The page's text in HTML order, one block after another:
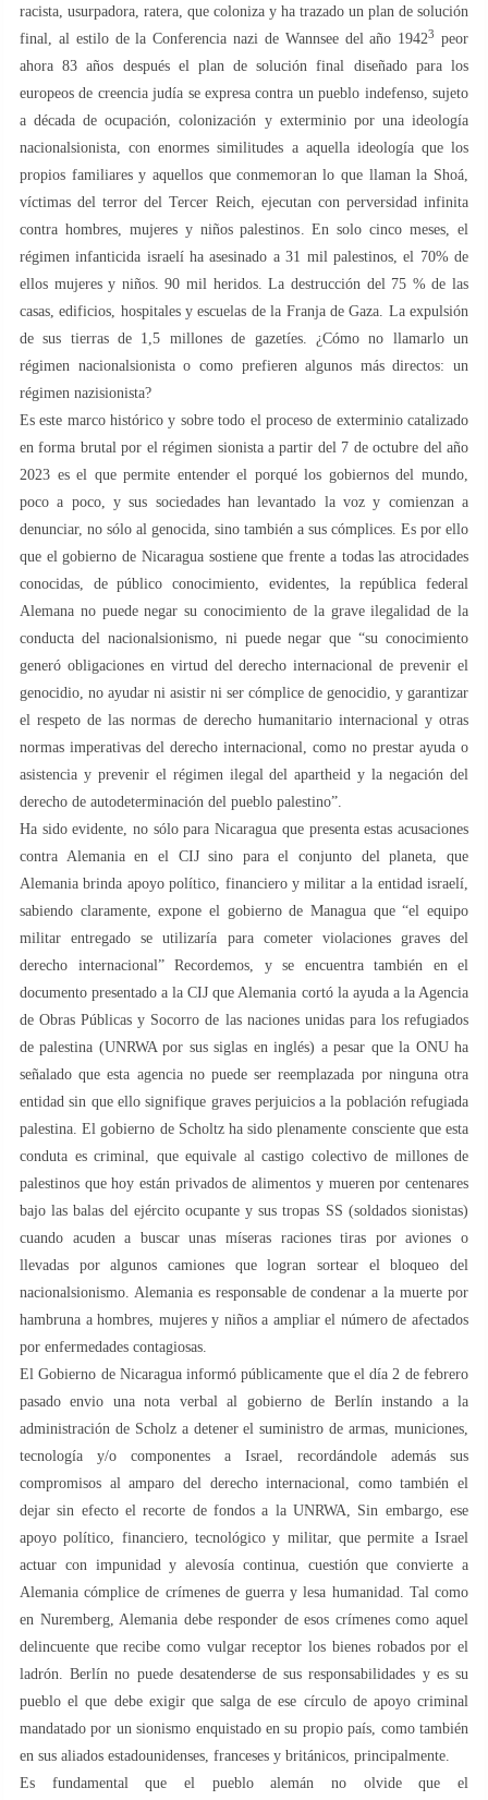
racista, usurpadora, ratera, que coloniza y ha trazado un plan de solución
final, al estilo de la Conferencia nazi de Wannsee del año 19423
peor
ahora 83 años después el plan de solución final diseñado para los
europeos de creencia judía se expresa contra un pueblo indefenso, sujeto
a década de ocupación, colonización y exterminio por una ideología
nacionalsionista, con enormes similitudes a aquella ideología que los
propios familiares y aquellos que conmemoran lo que llaman la Shoá,
víctimas del terror del Tercer Reich, ejecutan con perversidad infinita
contra hombres, mujeres y niños palestinos. En solo cinco meses, el
régimen infanticida israelí ha asesinado a 31 mil palestinos, el 70% de
ellos mujeres y niños. 90 mil heridos. La destrucción del 75 % de las
casas, edificios, hospitales y escuelas de la Franja de Gaza. La expulsión
de sus tierras de 1,5 millones de gazetíes. ¿Cómo no llamarlo un
régimen nacionalsionista o como prefieren algunos más directos: un
régimen nazisionista?
Es este marco histórico y sobre todo el proceso de exterminio catalizado
en forma brutal por el régimen sionista a partir del 7 de octubre del año
2023 es el que permite entender el porqué los gobiernos del mundo,
poco a poco, y sus sociedades han levantado la voz y comienzan a
denunciar, no sólo al genocida, sino también a sus cómplices. Es por ello
que el gobierno de Nicaragua sostiene que frente a todas las atrocidades
conocidas, de público conocimiento, evidentes, la república federal
Alemana no puede negar su conocimiento de la grave ilegalidad de la
conducta del nacionalsionismo, ni puede negar que “su conocimiento
generó obligaciones en virtud del derecho internacional de prevenir el
genocidio, no ayudar ni asistir ni ser cómplice de genocidio, y garantizar
el respeto de las normas de derecho humanitario internacional y otras
normas imperativas del derecho internacional, como no prestar ayuda o
asistencia y prevenir el régimen ilegal del apartheid y la negación del
derecho de autodeterminación del pueblo palestino”.
Ha sido evidente, no sólo para Nicaragua que presenta estas acusaciones
contra Alemania en el CIJ sino para el conjunto del planeta, que
Alemania brinda apoyo político, financiero y militar a la entidad israelí,
sabiendo claramente, expone el gobierno de Managua que “el equipo
militar entregado se utilizaría para cometer violaciones graves del
derecho internacional” Recordemos, y se encuentra también en el
documento presentado a la CIJ que Alemania cortó la ayuda a la Agencia
de Obras Públicas y Socorro de las naciones unidas para los refugiados
de palestina (UNRWA por sus siglas en inglés) a pesar que la ONU ha
señalado que esta agencia no puede ser reemplazada por ninguna otra
entidad sin que ello signifique graves perjuicios a la población refugiada
palestina. El gobierno de Scholtz ha sido plenamente consciente que esta
conduta es criminal, que equivale al castigo colectivo de millones de
palestinos que hoy están privados de alimentos y mueren por centenares
bajo las balas del ejército ocupante y sus tropas SS (soldados sionistas)
cuando acuden a buscar unas míseras raciones tiras por aviones o
llevadas por algunos camiones que logran sortear el bloqueo del
nacionalsionismo. Alemania es responsable de condenar a la muerte por
hambruna a hombres, mujeres y niños a ampliar el número de afectados
por enfermedades contagiosas.
El Gobierno de Nicaragua informó públicamente que el día 2 de febrero
pasado envio una nota verbal al gobierno de Berlín instando a la
administración de Scholz a detener el suministro de armas, municiones,
tecnología y/o componentes a Israel, recordándole además sus
compromisos al amparo del derecho internacional, como también el
dejar sin efecto el recorte de fondos a la UNRWA, Sin embargo, ese
apoyo político, financiero, tecnológico y militar, que permite a Israel
actuar con impunidad y alevosía continua, cuestión que convierte a
Alemania cómplice de crímenes de guerra y lesa humanidad. Tal como
en Nuremberg, Alemania debe responder de esos crímenes como aquel
delincuente que recibe como vulgar receptor los bienes robados por el
ladrón. Berlín no puede desatenderse de sus responsabilidades y es su
pueblo el que debe exigir que salga de ese círculo de apoyo criminal
mandatado por un sionismo enquistado en su propio país, como también
en sus aliados estadounidenses, franceses y británicos, principalmente.
Es fundamental que el pueblo alemán no olvide que el